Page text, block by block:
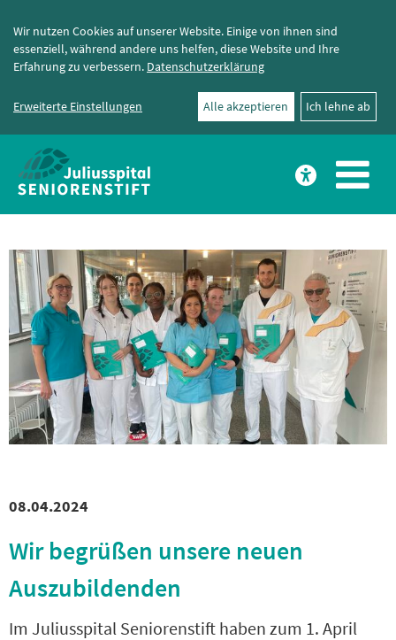
Wir nutzen Cookies auf unserer Website. Einige von ihnen sind
essenziell, während andere uns helfen, diese Website und Ihre
Erfahrung zu verbessern. Datenschutzerklärung
Erweiterte Einstellungen Ich lehne ab
Alle akzeptieren
08.04.2024
Wir begrüßen unsere neuen
Auszubildenden
Im Juliusspital Seniorenstift haben zum 1. April